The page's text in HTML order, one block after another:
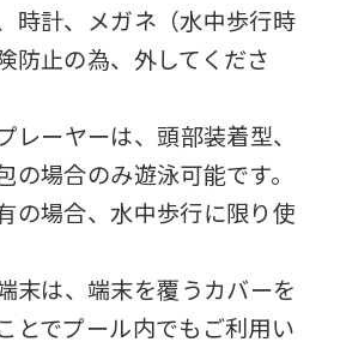
時計、メガネ（水中歩行時
防止の為、外してくださ
レーヤーは、頭部装着型、
の場合のみ遊泳可能です。
の場合、水中歩行に限り使
末は、端末を覆うカバーを
とでプール内でもご利用い